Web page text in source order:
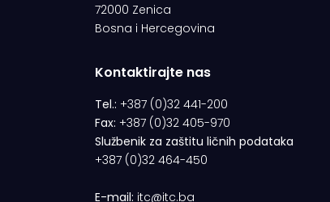
72000 Zenica
Bosna i Hercegovina
Kontaktirajte nas
Tel.: +387 (0)32 441-200
Fax: +387 (0)32 405-970
Službenik za zaštitu ličnih podataka
+387 (0)32 464-450
E-mail: itc@itc.ba